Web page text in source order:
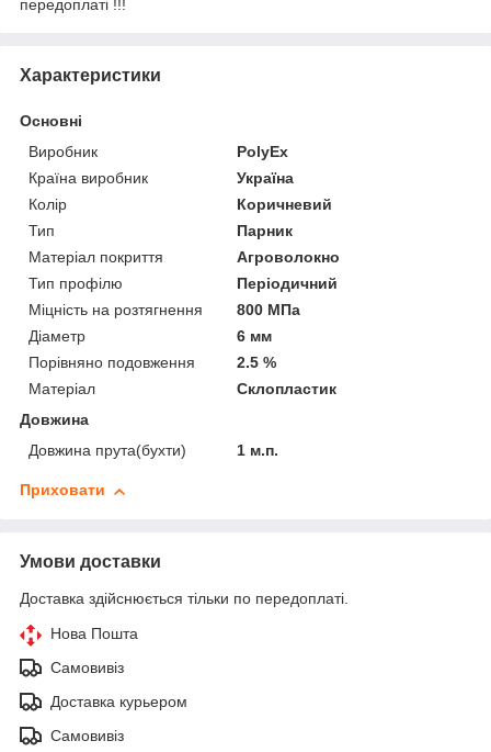
передоплаті !!!
Характеристики
Основні
Виробник
PolyEx
Країна виробник
Україна
Колір
Коричневий
Тип
Парник
Матеріал покриття
Агроволокно
Тип профілю
Періодичний
Міцність на розтягнення
800 МПа
Діаметр
6 мм
Порівняно подовження
2.5 %
Матеріал
Склопластик
Довжина
Довжина прута(бухти)
1 м.п.
Приховати
Умови доставки
Доставка здійснюється тільки по передоплаті.
Нова Пошта
Самовивіз
Доставка курьером
Самовивіз